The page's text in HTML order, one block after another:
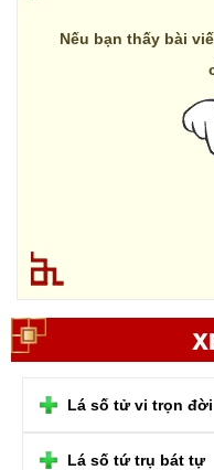
Nếu bạn thấy bài
Lá số tử vi trọn đời
Lá số tứ trụ bát tự